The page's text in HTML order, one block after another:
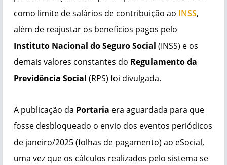
como limite de salários de contribuição ao INSS,
além de reajustar os benefícios pagos pelo
Instituto Nacional do Seguro Social (INSS) e os
demais valores constantes do Regulamento da
Previdência Social (RPS) foi divulgada.
A publicação da Portaria era aguardada para que
fosse desbloqueado o envio dos eventos periódicos
de janeiro/2025 (folhas de pagamento) ao eSocial,
uma vez que os cálculos realizados pelo sistema se